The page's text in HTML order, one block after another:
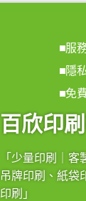
服
隱
免
百欣印
「少量印刷｜客
吊牌印刷、紙袋
印刷」